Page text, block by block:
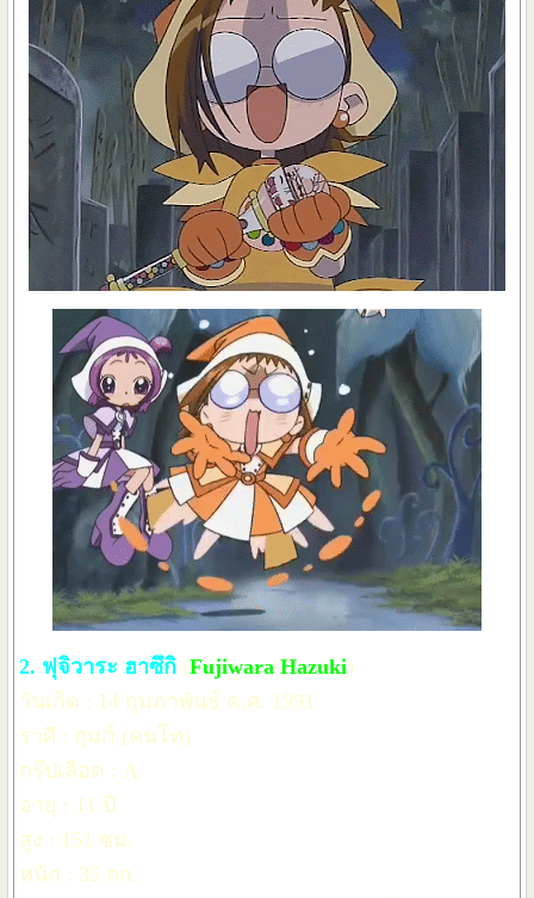
2. ฟุจิวาระ ฮาซึกิ (Fujiwara Hazuki)
วันเกิด : 14 กุมภาพันธ์ ค.ศ. 1991
ราศี : กุมภ์ (คนโท)
กรุ๊ปเลือด : A
อายุ : 11 ปี
สูง : 151 ซม.
หนัก : 35 กก.